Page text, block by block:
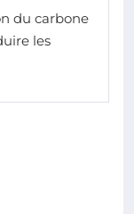
du carbone
les